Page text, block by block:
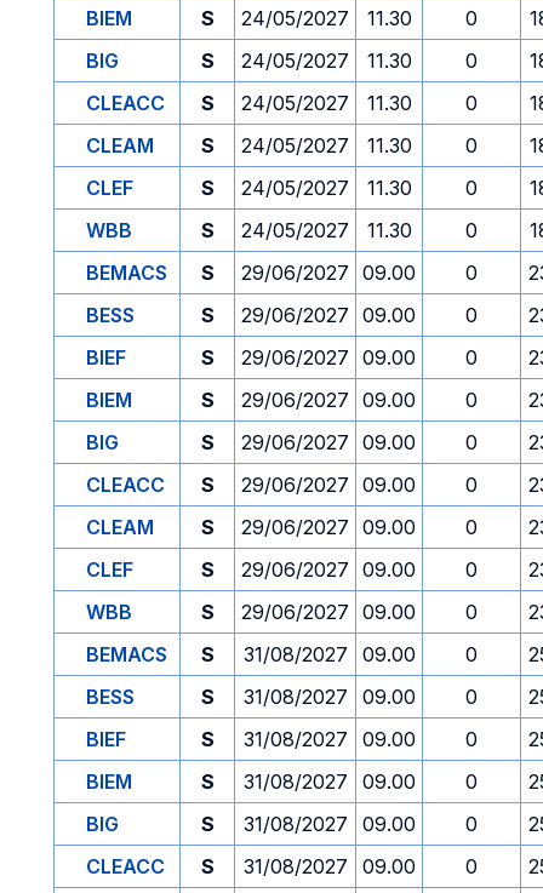
BIEM
S 24/05/2027 11.30 0
BIG
S 24/05/2027 11.30 0
CLEACC
S 24/05/2027 11.30 0
CLEAM
S 24/05/2027 11.30 0
CLEF
S 24/05/2027 11.30 0
WBB
S 24/05/2027 11.30 0
BEMACS
S 29/06/2027 09.00 0
BESS
S 29/06/2027 09.00 0
BIEF
S 29/06/2027 09.00 0
BIEM
S 29/06/2027 09.00 0
BIG
S 29/06/2027 09.00 0
CLEACC
S 29/06/2027 09.00 0
CLEAM
S 29/06/2027 09.00 0
CLEF
S 29/06/2027 09.00 0
WBB
S 29/06/2027 09.00 0
BEMACS
S 31/08/2027 09.00 0
BESS
S 31/08/2027 09.00 0
BIEF
S 31/08/2027 09.00 0
BIEM
S 31/08/2027 09.00 0
BIG
S 31/08/2027 09.00 0
CLEACC
S 31/08/2027 09.00 0